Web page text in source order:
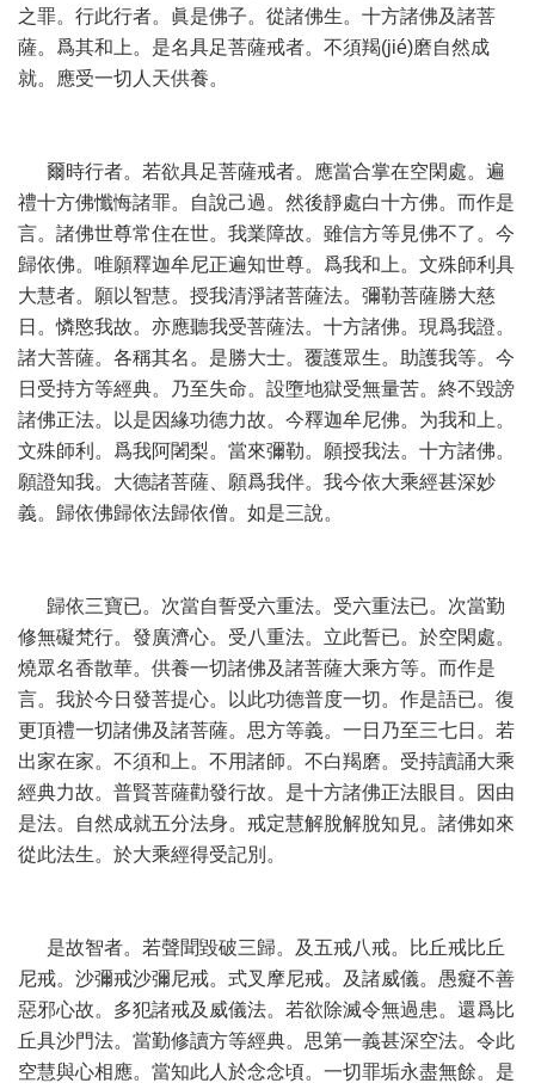
之罪。行此行者。眞是佛子。從諸佛生。十方諸佛及諸菩
薩。爲其和上。是名具足菩薩戒者。不須羯(jié)磨自然成
就。應受一切人天供養。
爾時行者。若欲具足菩薩戒者。應當合掌在空閑處。遍
禮十方佛懺悔諸罪。自說己過。然後靜處白十方佛。而作是
言。諸佛世尊常住在世。我業障故。雖信方等見佛不了。今
歸依佛。唯願釋迦牟尼正遍知世尊。爲我和上。文殊師利具
大慧者。願以智慧。授我清淨諸菩薩法。彌勒菩薩勝大慈
日。憐愍我故。亦應聽我受菩薩法。十方諸佛。現爲我證。
諸大菩薩。各稱其名。是勝大士。覆護眾生。助護我等。今
日受持方等經典。乃至失命。設墮地獄受無量苦。終不毀謗
諸佛正法。以是因緣功德力故。今釋迦牟尼佛。为我和上。
文殊師利。爲我阿闍梨。當來彌勒。願授我法。十方諸佛。
願證知我。大德諸菩薩、願爲我伴。我今依大乘經甚深妙
義。歸依佛歸依法歸依僧。如是三說。
歸依三寶已。次當自誓受六重法。受六重法已。次當勤
修無礙梵行。發廣濟心。受八重法。立此誓已。於空閑處。
燒眾名香散華。供養一切諸佛及諸菩薩大乘方等。而作是
言。我於今日發菩提心。以此功德普度一切。作是語已。復
更頂禮一切諸佛及諸菩薩。思方等義。一日乃至三七日。若
出家在家。不須和上。不用諸師。不白羯磨。受持讀誦大乘
經典力故。普賢菩薩勸發行故。是十方諸佛正法眼目。因由
是法。自然成就五分法身。戒定慧解脫解脫知見。諸佛如來
從此法生。於大乘經得受記別。
是故智者。若聲聞毀破三歸。及五戒八戒。比丘戒比丘
尼戒。沙彌戒沙彌尼戒。式叉摩尼戒。及諸威儀。愚癡不善
惡邪心故。多犯諸戒及威儀法。若欲除滅令無過患。還爲比
丘具沙門法。當勤修讀方等經典。思第一義甚深空法。令此
空慧與心相應。當知此人於念念頃。一切罪垢永盡無餘。是